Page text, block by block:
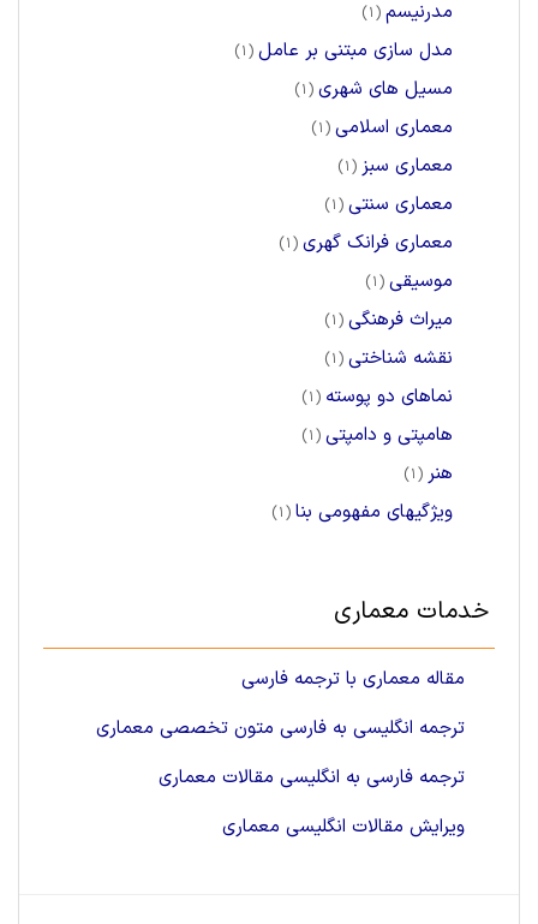
مدرنیسم (1)
مدل سازی مبتنی بر عامل (1)
مسيل های شهری (1)
معماری اسلامی (1)
معماری سبز (1)
معماری سنتی (1)
معماری فرانک گهری (1)
موسیقی (1)
میراث فرهنگی (1)
نقشه شناختی (1)
نماهای دو پوسته (1)
هامپتی و دامپتی (1)
هنر (1)
ویژگیهای مفهومی بنا (1)
خدمات معماری
مقاله معماری با ترجمه فارسی
ترجمه انگلیسی به فارسی متون تخصصی معماری
ترجمه فارسی به انگلیسی مقالات معماری
ویرایش مقالات انگلیسی معماری